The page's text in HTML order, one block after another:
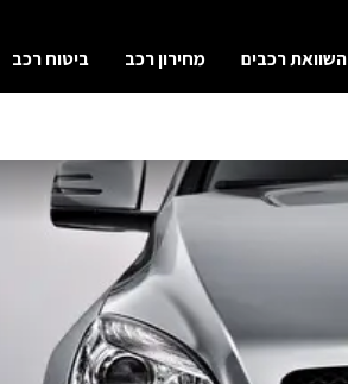
השוואת רכבים מחירון רכב ביטוח רכב